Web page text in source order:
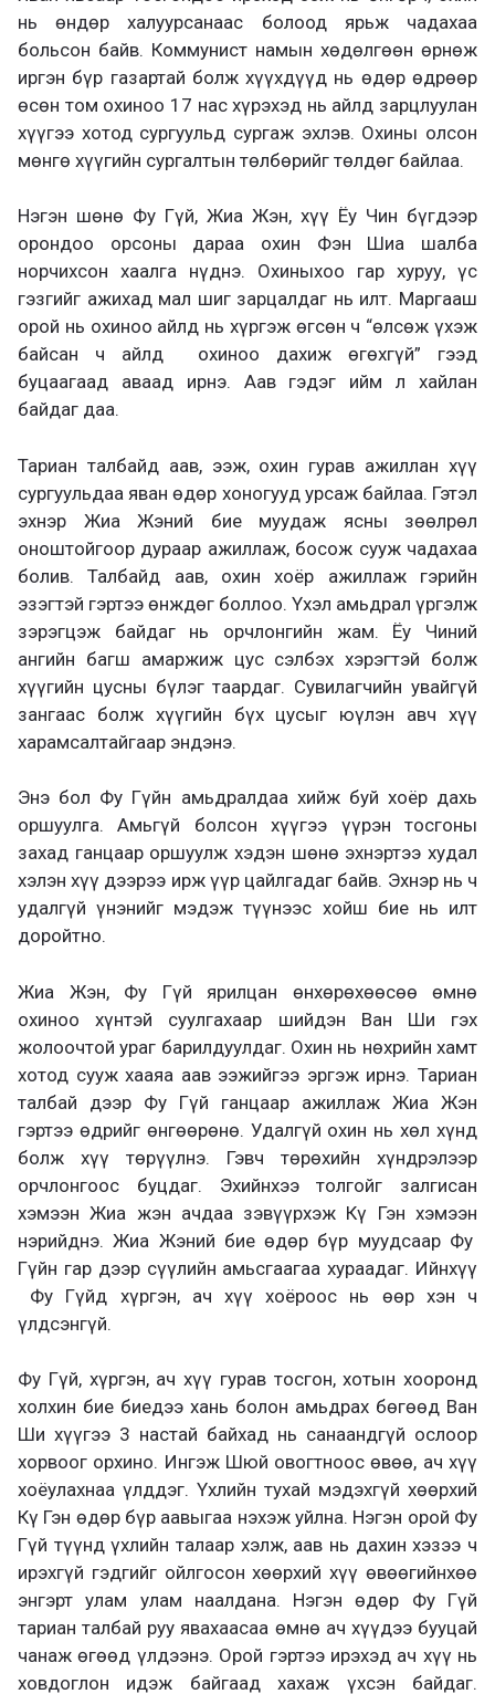
нь өндөр халуурсанаас болоод ярьж чадахаа
больсон байв. Коммунист намын хөдөлгөөн өрнөж
иргэн бүр газартай болж хүүхдүүд нь өдөр өдрөөр
өсөн том охиноо 17 нас хүрэхэд нь айлд зарцлуулан
хүүгээ хотод сургуульд сургаж эхлэв. Охины олсон
мөнгө хүүгийн сургалтын төлбөрийг төлдөг байлаа.
Нэгэн шөнө Фу Гүй, Жиа Жэн, хүү Ёу Чин бүгдээр
орондоо орсоны дараа охин Фэн Шиа шалба
норчихсон хаалга нүднэ. Охиныхоо гар хуруу, үс
гэзгийг ажихад мал шиг зарцалдаг нь илт. Маргааш
орой нь охиноо айлд нь хүргэж өгсөн ч “өлсөж үхэж
байсан ч айлд охиноо дахиж өгөхгүй” гээд
буцаагаад аваад ирнэ. Аав гэдэг ийм л хайлан
байдаг даа.
Тариан талбайд аав, ээж, охин гурав ажиллан хүү
сургуульдаа яван өдөр хоногууд урсаж байлаа. Гэтэл
эхнэр Жиа Жэний бие муудаж ясны зөөлрөл
оноштойгоор дураар ажиллаж, босож сууж чадахаа
болив. Талбайд аав, охинхоёр ажиллаж гэрийн
эзэгтэй гэртээ өнждөг боллоо. Үхэл амьдрал үргэлж
зэрэгцэж байдаг нь орчлонгийн жам. Ёу Чиний
ангийн багш амаржиж цус сэлбэх хэрэгтэй болж
хүүгийн цусны бүлэг таардаг. Сувилагчийн увайгүй
зангаас болж хүүгийн бүх цусыг юүлэн авч хүү
харамсалтайгаар эндэнэ.
Энэ бол Фу Гүйн амьдралдаа хийж буй хоёр дахь
оршуулга. Амьгүй болсон хүүгээ үүрэн тосгоны
захад ганцаар оршуулж хэдэн шөнө эхнэртээ худал
хэлэн хүү дээрээ ирж үүр цайлгадаг байв. Эхнэр нь ч
удалгүй үнэнийг мэдэжтүүнээс хойш бие нь илт
доройтно.
Жиа Жэн, Фу Гүй ярилцан өнхөрөхөөсөө өмнө
охиноо хүнтэй суулгахаар шийдэн Ван Ши гэх
жолоочтой ураг барилдуулдаг. Охин нь нөхрийн хамт
хотод сууж хааяа аав ээжийгээ эргэж ирнэ. Тариан
талбай дээр Фу Гүй ганцаар ажиллаж Жиа Жэн
гэртээ өдрийг өнгөөрөнө. Удалгүй охин нь хөл хүнд
болж хүү төрүүлнэ. Гэвч төрөхийн хүндрэлээр
орчлонгоос буцдаг. Эхийнхээ толгойг залгисан
хэмээн Жиа жэн ачдаа зэвүүрхэж Кү Гэн хэмээн
нэрийднэ. Жиа Жэний бие өдөр бүр муудсаар Фу
Гүйн гар дээр сүүлийн амьсгаагаа хураадаг. Ийнхүү
Фу Гүйд хүргэн, ач хүү хоёроос нь өөр хэн ч
үлдсэнгүй.
Фу Гүй, хүргэн, ач хүү гурав тосгон,хотын хооронд
холхин бие биедээ хань болон амьдрах бөгөөд Ван
Ши хүүгээ 3 настай байхад нь санаандгүй ослоор
хорвоог орхино. Ингэж Шюй овогтноос өвөө, ач хүү
хоёулахнаа үлддэг. Үхлийн тухай мэдэхгүй хөөрхий
Кү Гэн өдөр бүр аавыгаа нэхэж уйлна. Нэгэн орой Фу
Гүй түүнд үхлийн талаар хэлж,аав нь дахин хэзээ ч
ирэхгүй гэдгийг ойлгосон хөөрхий хүү өвөөгийнхөө
энгэрт улам улам наалдана. Нэгэн өдөр Фу Гүй
тариан талбай руу явахаасаа өмнө ач хүүдээ бууцай
чанаж өгөөд үлдээнэ. Орой гэртээ ирэхэд ач хүү нь
ховдоглон идэж байгаад хахаж үхсэн байдаг.